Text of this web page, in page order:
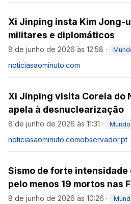
Xi Jinping insta Kim Jong-
militares e diplomáticos
8 de junho de 2026 às 12:58 ·
noticiasaominuto.com
Xi Jinping visita Coreia do
apela à desnuclearização
8 de junho de 2026 às 11:31 · Mundo
noticiasaominuto.comobservador.pt
Sismo de forte intensidade
pelo menos 19 mortos nas
8 de junho de 2026 às 10:26 ·